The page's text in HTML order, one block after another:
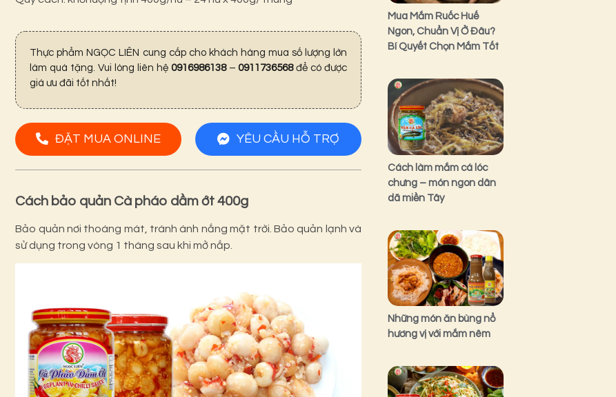
Thực phẩm NGỌC LIÊN cung cấp cho khách hàng mua số lượng lớn
làm quà tặng. Vui lòng liên hệ 0916986138–0911736568để có được
giá ưu đãi tốt nhất!
ĐẶT MUA ONLINE YÊU CẦU HỖ TRỢ
Cách bảo quản Cà pháo dầm ớt 400g
Bảo quản nơi thoáng mát, tránh ánh nắng mặt trời. Bảo quản lạnh và
sử dụng trong vòng 1 tháng sau khi mở nắp.
Mua Mắm Ruốc Huế
Ngon, Chuẩn Vị Ở Đâu?
Bí Quyết Chọn Mắm Tốt
Cách làm mắm cá lóc
chưng – món ngon dân
dã miền Tây
Những món ăn bùng nổ
hương vị với mắm nêm